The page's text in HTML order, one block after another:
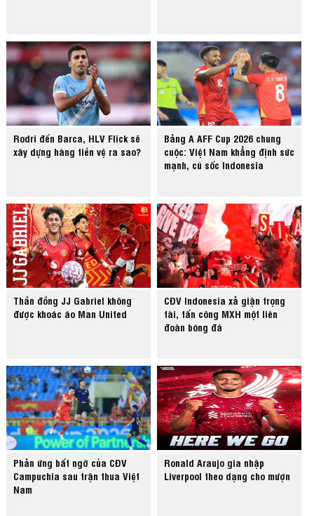
Rodri đến Barca, HLV Flick sẽ
xây dựng hàng tiền vệ ra sao?
Bảng A AFF Cup 2026 chung
cuộc: Việt Nam khẳng định sức
mạnh, cú sốc Indonesia
Thần đồng JJ Gabriel không
được khoác áo Man United
CĐV Indonesia xả giận trọng
tài, tấn công MXH một liên
đoàn bóng đá
Phản ứng bất ngờ của CĐV
Campuchia sau trận thua Việt
Nam
Ronald Araujo gia nhập
Liverpool theo dạng cho mượn